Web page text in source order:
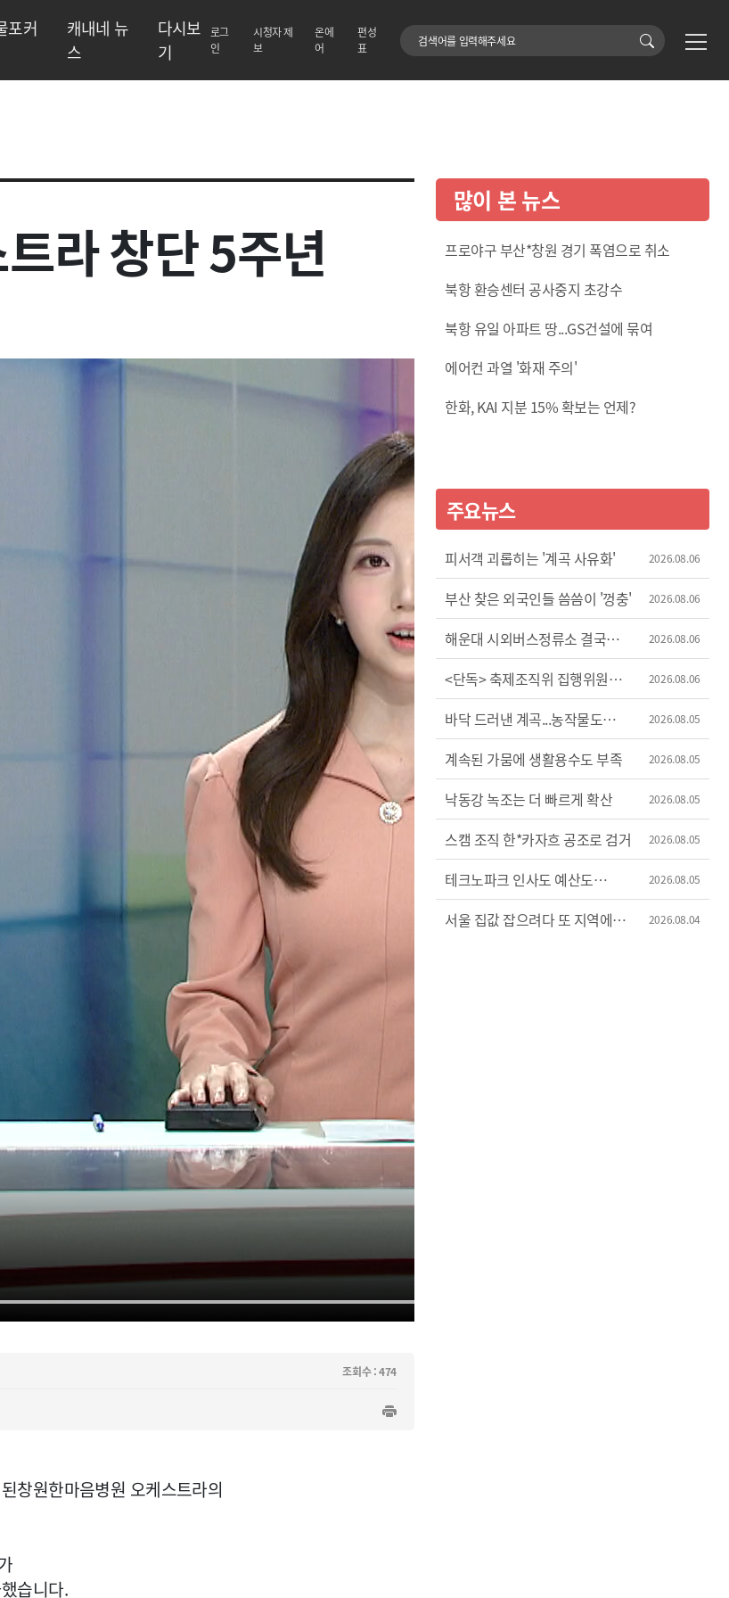
포커
캐내네 뉴
스
다시보
기
로그
인
시청자 제
보
온에
어
편성
표
검색어
라 창단 5주년
조회수 : 474
창원한마음병원 오케스트라의
습니다.
많이 본 뉴스
프로야구 부산*창원 경기 폭염으로 취소
북항 환승센터 공사중지 초강수
북항 유일 아파트 땅...GS건설에 묶여
에어컨 과열 '화재 주의'
한화, KAI 지분 15% 확보는 언제?
주요뉴스
피서객 괴롭히는 '계곡 사유화' 2026.08.06
부산 찾은 외국인들 씀씀이 '껑충' 2026.08.06
해운대 시외버스정류소 결국
이전
2026.08.06
<단독> 축제조직위 집행위원장
'허위 신고'?
2026.08.06
바닥 드러낸 계곡...농작물도
'시들'
2026.08.05
계속된 가뭄에 생활용수도 부족 2026.08.05
낙동강 녹조는 더 빠르게 확산 2026.08.05
스캠 조직 한*카자흐 공조로 검거 2026.08.05
테크노파크 인사도 예산도
'제멋대로'
2026.08.05
서울 집값 잡으려다 또 지역에
2026.08.04